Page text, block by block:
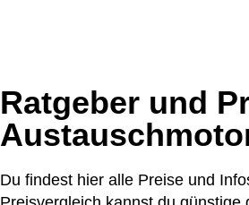
Ratgeber und
Du findest hier alle Preise und